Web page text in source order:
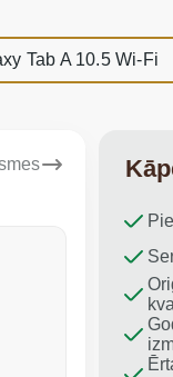
Tab A 10.5 Wi-Fi
Dina
Izcils